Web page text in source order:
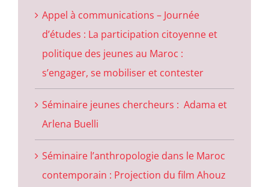
Appel à communications – Journée
d’études : La participation citoyenne et
politique des jeunes au Maroc :
s’engager, se mobiliser et contester
Séminaire jeunes chercheurs : Adama et
Arlena Buelli
Séminaire l’anthropologie dans le Maroc
contemporain : Projection du film Ahouz